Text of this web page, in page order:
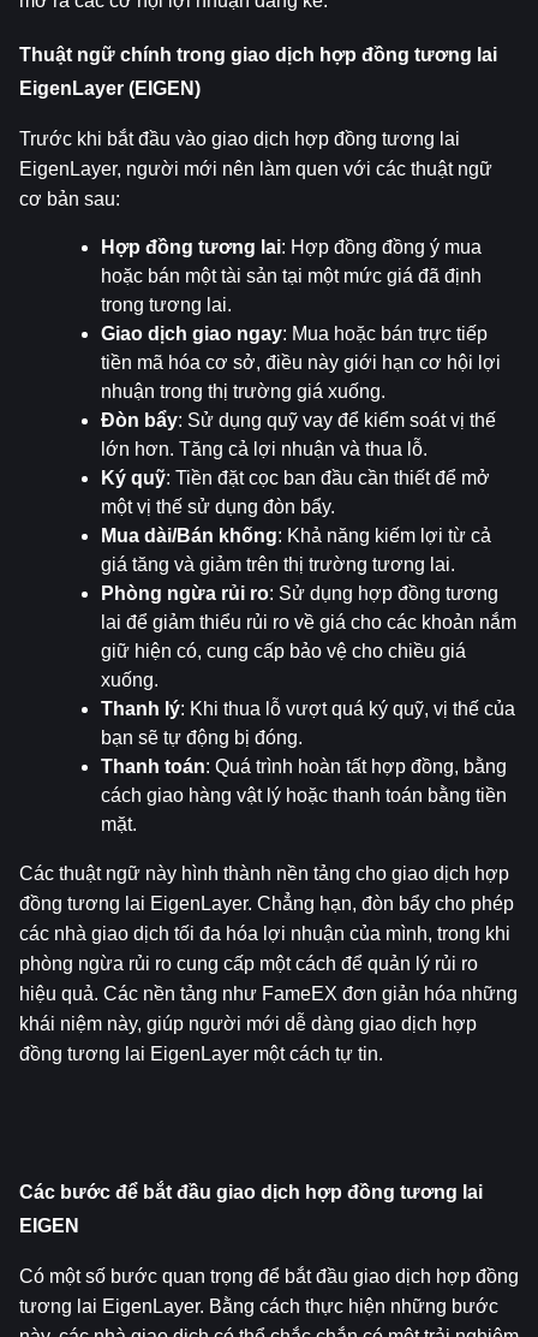
Thuật ngữ chính trong giao dịch hợp đồng tương lai
EigenLayer (EIGEN)
Trước khi bắt đầu vào giao dịch hợp đồng tương lai
EigenLayer, người mới nên làm quen với các thuật ngữ
cơ bản sau:
Hợp đồng tương lai: Hợp đồng đồng ý mua
hoặc bán một tài sản tại một mức giá đã định
trong tương lai.
Giao dịch giao ngay: Mua hoặc bán trực tiếp
tiền mã hóa cơ sở, điều này giới hạn cơ hội lợi
nhuận trong thị trường giá xuống.
Đòn bẩy: Sử dụng quỹ vay để kiểm soát vị thế
lớn hơn. Tăng cả lợi nhuận và thua lỗ.
Ký quỹ: Tiền đặt cọc ban đầu cần thiết để mở
một vị thế sử dụng đòn bẩy.
Mua dài/Bán khống: Khả năng kiếm lợi từ cả
giá tăng và giảm trên thị trường tương lai.
Phòng ngừa rủi ro: Sử dụng hợp đồng tương
lai để giảm thiểu rủi ro về giá cho các khoản nắm
giữ hiện có, cung cấp bảo vệ cho chiều giá
xuống.
Thanh lý: Khi thua lỗ vượt quá ký quỹ, vị thế của
bạn sẽ tự động bị đóng.
Thanh toán: Quá trình hoàn tất hợp đồng, bằng
cách giao hàng vật lý hoặc thanh toán bằng tiền
mặt.
Các thuật ngữ này hình thành nền tảng cho giao dịch hợp
đồng tương lai EigenLayer. Chẳng hạn, đòn bẩy cho phép
các nhà giao dịch tối đa hóa lợi nhuận của mình, trong khi
phòng ngừa rủi ro cung cấp một cách để quản lý rủi ro
hiệu quả. Các nền tảng như FameEX đơn giản hóa những
khái niệm này, giúp người mới dễ dàng giao dịch hợp
đồng tương lai EigenLayer một cách tự tin.
Các bước để bắt đầu giao dịch hợp đồng tương lai
EIGEN
Có một số bước quan trọng để bắt đầu giao dịch hợp đồng
tương lai EigenLayer. Bằng cách thực hiện những bước